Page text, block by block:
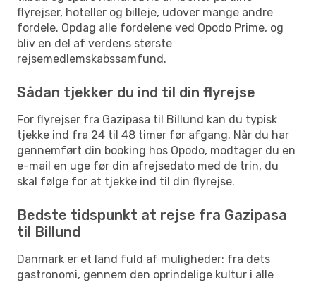
flyrejser, hoteller og billeje, udover mange andre
fordele. Opdag alle fordelene ved Opodo Prime, og
bliv en del af verdens største
rejsemedlemskabssamfund.
Sådan tjekker du ind til din flyrejse
For flyrejser fra Gazipasa til Billund kan du typisk
tjekke ind fra 24 til 48 timer før afgang. Når du har
gennemført din booking hos Opodo, modtager du en
e-mail en uge før din afrejsedato med de trin, du
skal følge for at tjekke ind til din flyrejse.
Bedste tidspunkt at rejse fra Gazipasa
til Billund
Danmark er et land fuld af muligheder: fra dets
gastronomi, gennem den oprindelige kultur i alle